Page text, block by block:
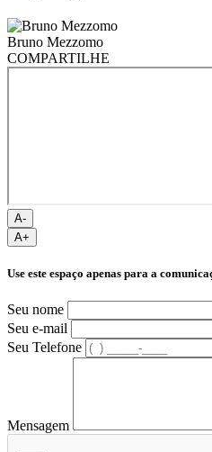
Bruno Mezzomo
COMPARTILHE
A-
A+
Use este espaço apenas para a
Seu nome
Seu e-mail
Seu Telefone
Mensagem